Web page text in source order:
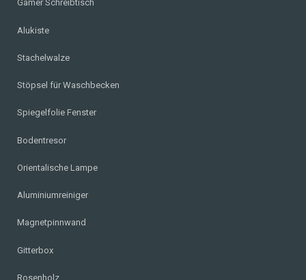
Gamer Schreibtisch
Alukiste
Stachelwalze
Stöpsel für Waschbecken
Spiegelfolie Fenster
Bodentresor
Orientalische Lampe
Aluminiumreiniger
Magnetpinnwand
Gitterbox
Rosenholz